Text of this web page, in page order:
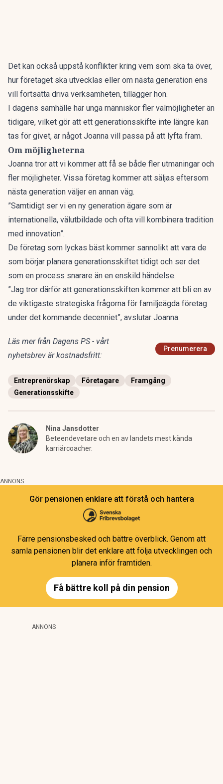
Det kan också uppstå konflikter kring vem som ska ta över,
hur företaget ska utvecklas eller om nästa generation ens
vill fortsätta driva verksamheten, tillägger hon.
I dagens samhälle har unga människor fler valmöjligheter än
tidigare, vilket gör att ett generationsskifte inte längre kan
tas för givet, är något Joanna vill passa på att lyfta fram.
Om möjligheterna
Joanna tror att vi kommer att få se både fler utmaningar och
fler möjligheter. Vissa företag kommer att säljas eftersom
nästa generation väljer en annan väg.
”Samtidigt ser vi en ny generation ägare som är
internationella, välutbildade och ofta vill kombinera tradition
med innovation”.
De företag som lyckas bäst kommer sannolikt att vara de
som börjar planera generationsskiftet tidigt och ser det
som en process snarare än en enskild händelse.
”Jag tror därför att generationsskiften kommer att bli en av
de viktigaste strategiska frågorna för familjeägda företag
under det kommande decenniet”, avslutar Joanna.
Läs mer från Dagens PS - vårt
nyhetsbrev är kostnadsfritt:
Prenumerera
Entreprenörskap Företagare
Framgång
Generationsskifte
Nina Jansdotter
Beteendevetare och en av landets mest kända
karriärcoacher.
ANNONS
Gör pensionen enklare att förstå och hantera
Färre pensionsbesked och bättre överblick. Genom att
samla pensionen blir det enklare att följa utvecklingen och
planera inför framtiden.
Få bättre koll på din pension
ANNONS